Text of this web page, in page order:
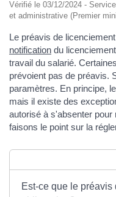
Vérifié le 03/12/2024 -
et administrative (Premier
Le préavis de
notification du
travail du salarié.
prévoient pas de préavis.
paramètres. En principe,
mais il existe des
autorisé à s'absenter
faisons le point sur la
Est-ce que le